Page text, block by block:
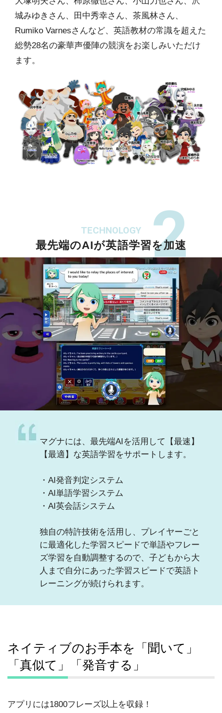
城みゆきさん、田中秀幸さん、茶風林さん、
Rumiko Varnesさんなど、英語教材の常識を超えた
総勢28名の豪華声優陣の競演をお楽しみいただけ
ます。
2
TECHNOLOGY
最先端のAIが英語学習を加速
マグナには、最先端AIを活用して【最速】
【最適】な英語学習をサポートします。
・AI発音判定システム
・AI単語学習システム
・AI英会話システム
独自の特許技術を活用し、プレイヤーごと
に最適化した学習スピードで単語やフレー
ズ学習を自動調整するので、子どもから大
人まで自分にあった学習スピードで英語ト
レーニングが続けられます。
ネイティブのお手本を「聞いて」
「真似て」「発音する」
アプリには1800フレーズ以上を収録！